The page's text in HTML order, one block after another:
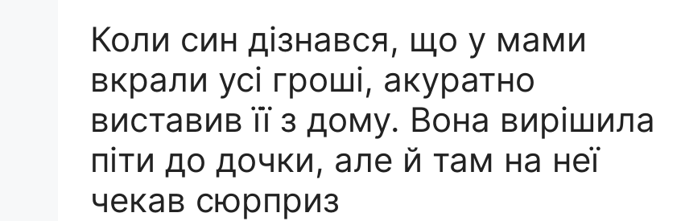
Коли син дізнався, що у мами
вкрали усі гроші, акуратно
виставив її з дому. Вона вирішила
піти до дочки, але й там на неї
чекав сюрприз